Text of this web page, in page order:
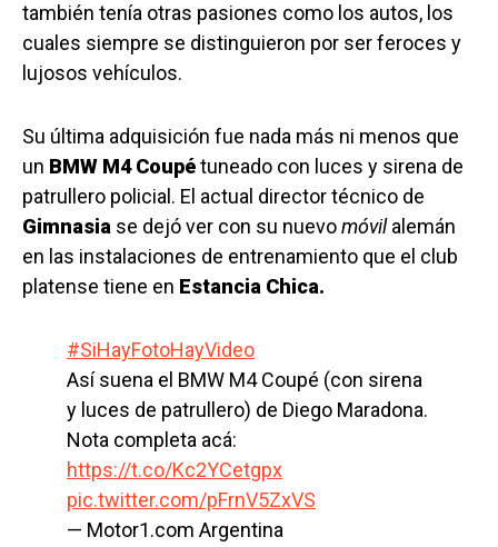
también tenía otras pasiones como los autos, los
cuales siempre se distinguieron por ser feroces y
lujosos vehículos.
Su última adquisición fue nada más ni menos que
un BMW M4 Coupétuneado con luces y sirena de
patrullero policial. El actual director técnico de
Gimnasia se dejó ver con su nuevomóvilalemán
en las instalaciones de entrenamiento que el club
platense tiene en Estancia Chica.
#SiHayFotoHayVideo
Así suena el BMW M4 Coupé (con sirena
y luces de patrullero) de Diego Maradona.
Nota completa acá:
https://t.co/Kc2YCetgpx
pic.twitter.com/pFrnV5ZxVS
— Motor1.com Argentina